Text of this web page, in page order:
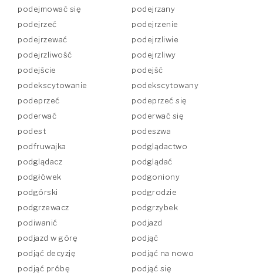
podejmować się
podejrzany
podejrzeć
podejrzenie
podejrzewać
podejrzliwie
podejrzliwość
podejrzliwy
podejście
podejść
podekscytowanie
podekscytowany
podeprzeć
podeprzeć się
poderwać
poderwać się
podest
podeszwa
podfruwajka
podglądactwo
podglądacz
podglądać
podgłówek
podgoniony
podgórski
podgrodzie
podgrzewacz
podgrzybek
podiwanić
podjazd
podjazd w górę
podjąć
podjąć decyzję
podjąć na nowo
podjąć próbę
podjąć się